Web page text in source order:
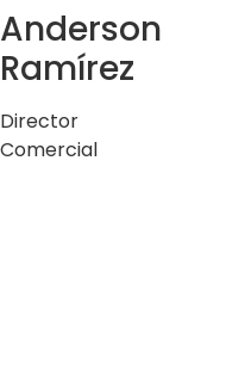
Anderson
Ramírez
Director
Comercial